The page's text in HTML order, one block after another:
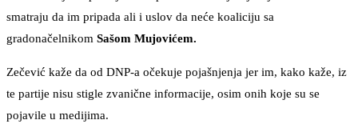
smatraju da im pripada ali i uslov da neće koaliciju sa
gradonačelnikom Sašom Mujovićem.
Zečević kaže da od DNP-a očekuje pojašnjenja jer im, kako kaže, iz
te partije nisu stigle zvanične informacije, osim onih koje su se
pojavile u medijima.